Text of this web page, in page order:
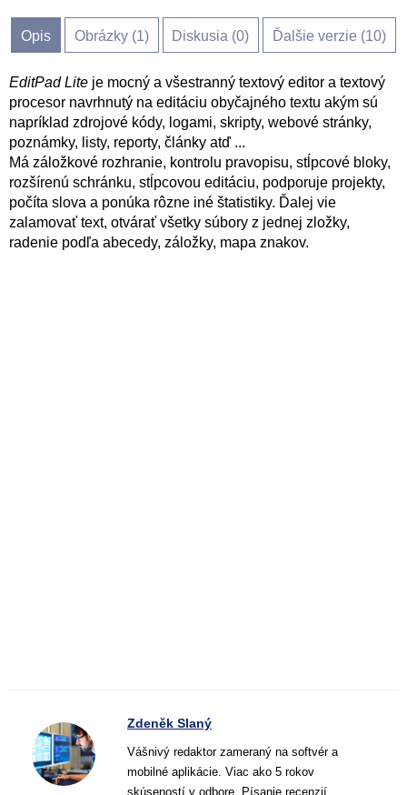
Opis Obrázky (1) Diskusia (0) Ďalšie verzie (10)
EditPad Lite je mocný a všestranný textový editor a textový
procesor navrhnutý na editáciu obyčajného textu akým sú
napríklad zdrojové kódy, logami, skripty, webové stránky,
poznámky, listy, reporty, články atď ...
Má záložkové rozhranie, kontrolu pravopisu, stĺpcové bloky,
rozšírenú schránku, stĺpcovou editáciu, podporuje projekty,
počíta slova a ponúka rôzne iné štatistiky. Ďalej vie
zalamovať text, otvárať všetky súbory z jednej zložky,
radenie podľa abecedy, záložky, mapa znakov.
Zdeněk Slaný
Vášnivý redaktor zameraný na softvér a
mobilné aplikácie. Viac ako 5 rokov
skúseností v odbore. Písanie recenzií,